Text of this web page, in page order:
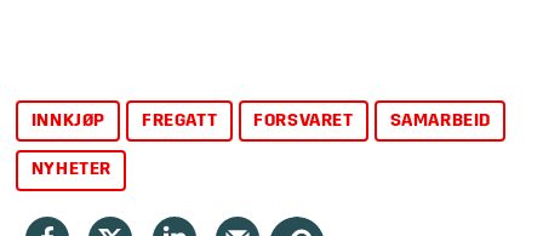
INNKJØP FREGATT FORSVARET SAMARBEID
NYHETER